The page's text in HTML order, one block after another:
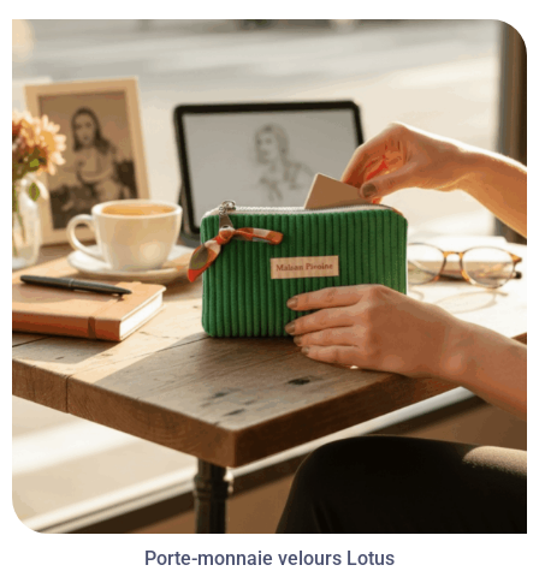
Porte-monnaie velours Lotus